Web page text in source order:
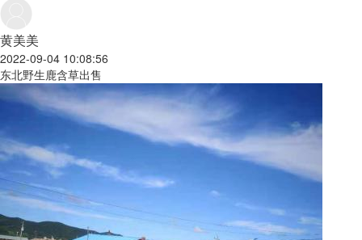
黄美美
2022-09-04 10:08:56
东北野生鹿含草出售